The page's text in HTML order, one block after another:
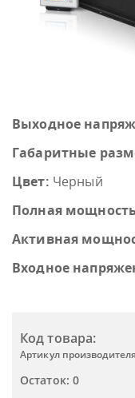
Выходное
Габаритные
Цвет: Черный
Полная
Активная
Входное
Код товара:
Артикул
Остаток: 0